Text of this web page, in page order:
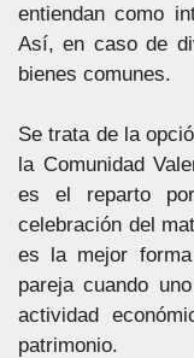
entiendan como
Así, en caso de
bienes comunes.
Se trata de la
la Comunidad
es el reparto
celebración del
es la mejor
pareja cuando
actividad
patrimonio.